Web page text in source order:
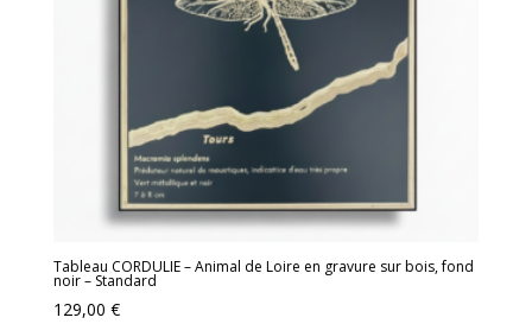
Tableau CORDULIE – Animal de Loire en gravure sur bois, fond
noir – Standard
129,00 €